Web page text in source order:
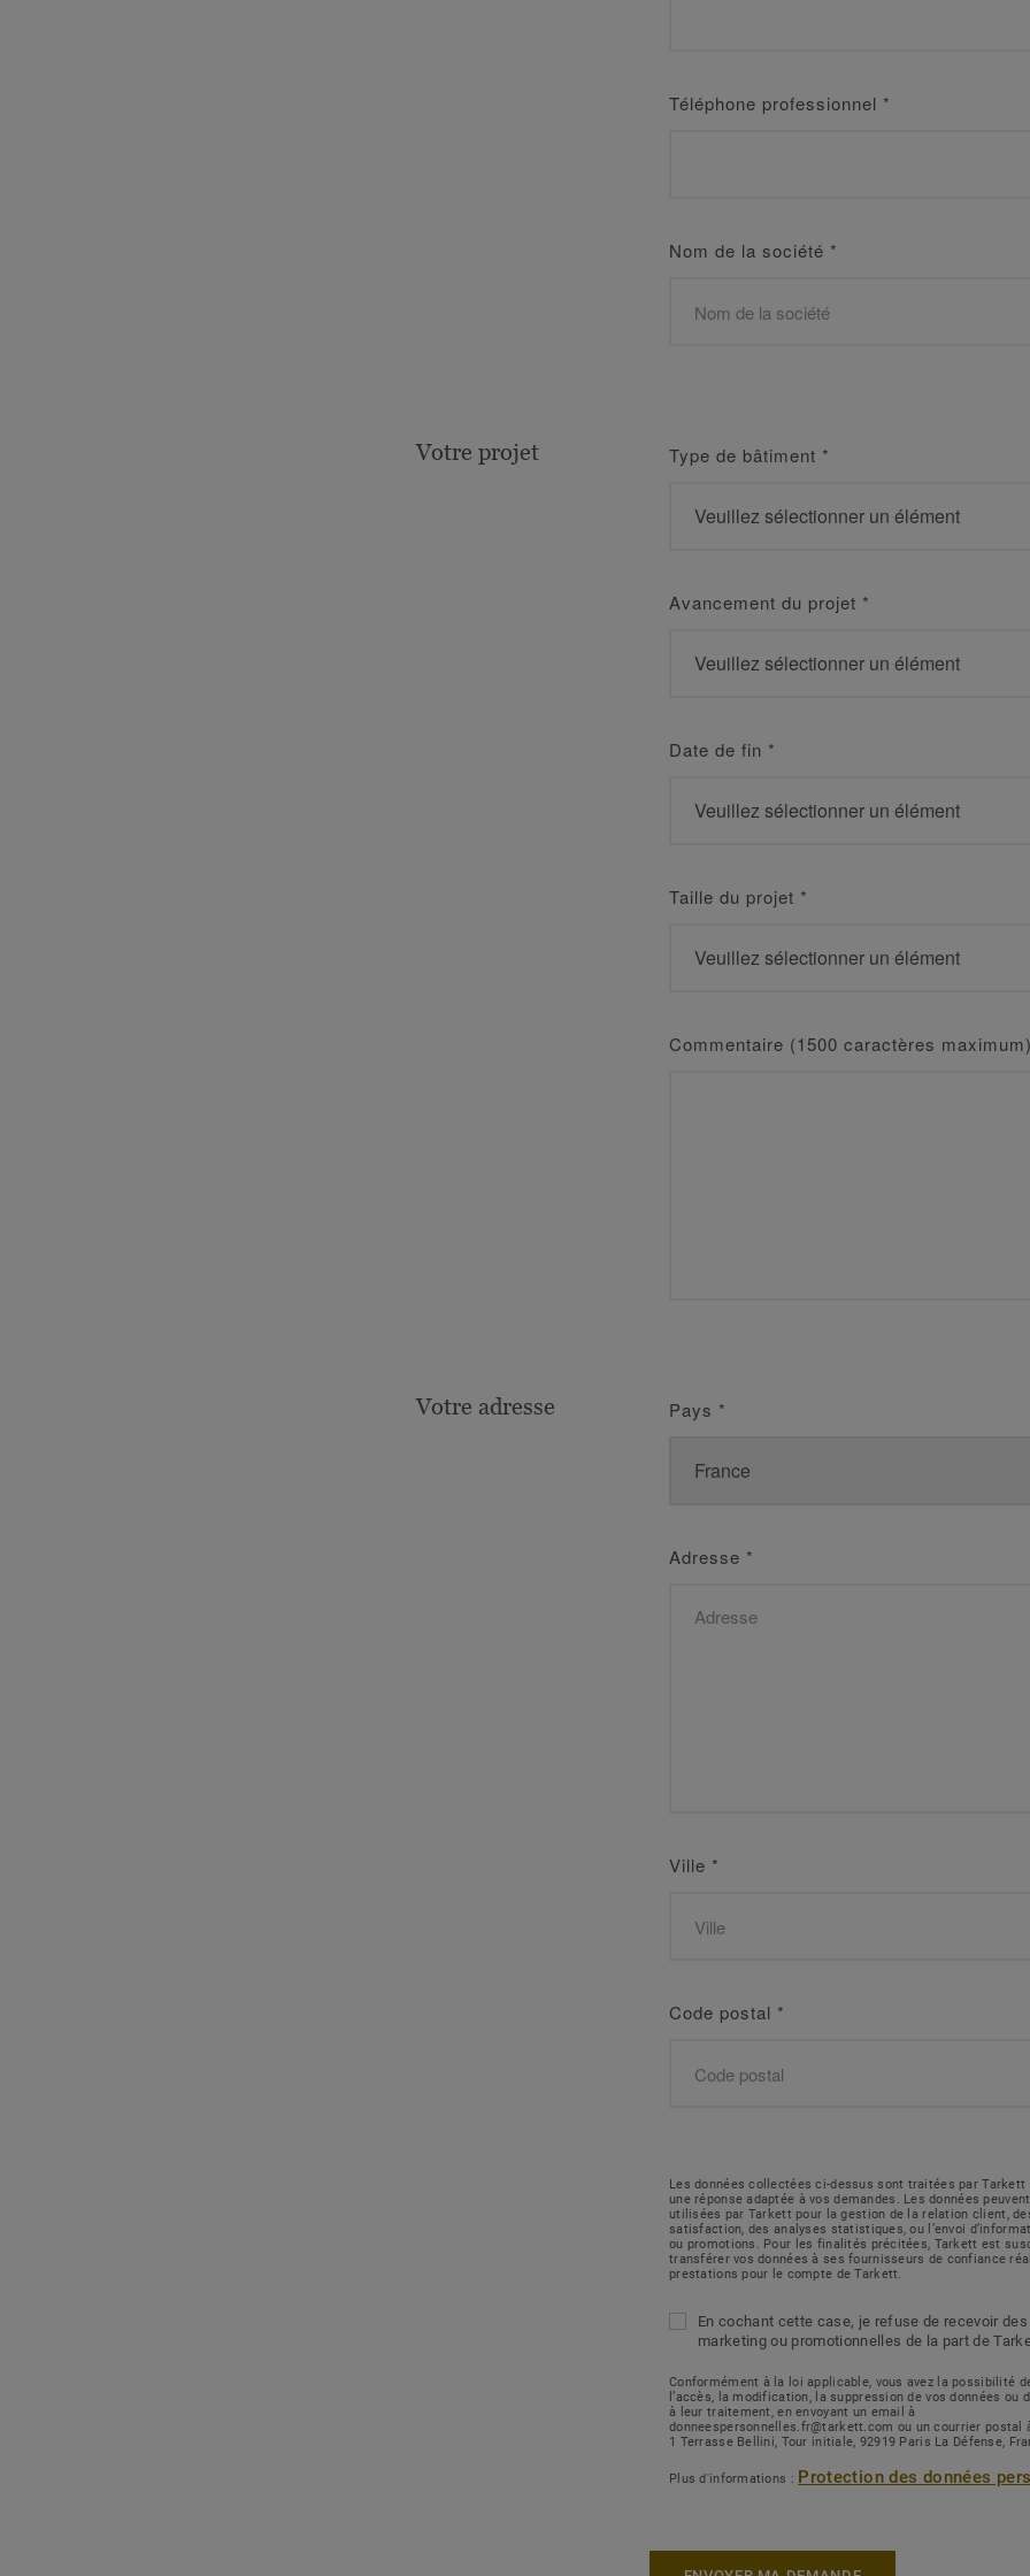
Téléphone professionnel *
Nom de la société *
Votre projet Type de bâtiment *
Avancement du projet *
Date de fin *
Taille du projet *
Commentaire (1500 caractères
Votre adresse Pays *
Adresse *
Ville *
Code postal *
Les données collectées ci-dessus sont traitées par
une réponse adaptée à vos demandes. Les données
utilisées par Tarkett pour la gestion de la relation client,
satisfaction, des analyses statistiques, ou l’envoi
ou promotions. Pour les finalités précitées, Tarkett est
transférer vos données à ses fournisseurs de confiance
prestations pour le compte de Tarkett.
En cochant cette case, je refuse de recevoir
marketing ou promotionnelles de la part de
Conformément à la loi applicable, vous avez la possibilité
l’accès, la modification, la suppression de vos données ou
à leur traitement, en envoyant un email à
donneespersonnelles.fr@tarkett.com ou un courrier postal
1 Terrasse Bellini, Tour initiale, 92919 Paris La Défense,
Plus d'informations : Protection des données